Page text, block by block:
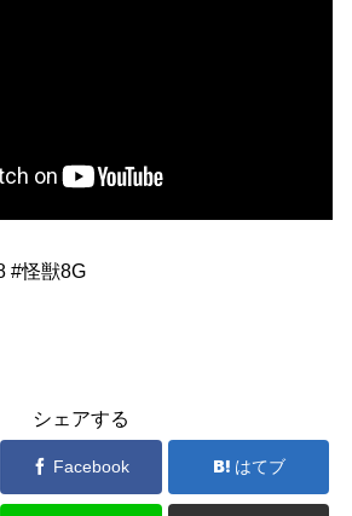
#怪獣8G
シェアする
Facebook はてブ